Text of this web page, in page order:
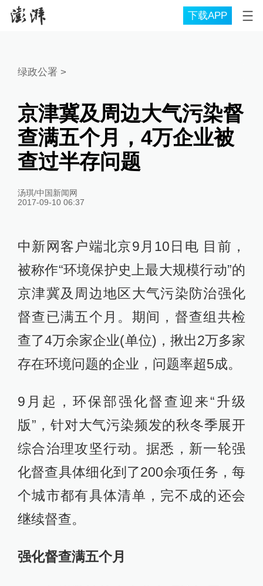
下载APP
绿政公署 >
京津冀及周边大气污染督
查满五个月，4万企业被
查过半存问题
汤琪/中国新闻网
2017-09-10 06:37
中新网客户端北京9月10日电 目前，
被称作“环境保护史上最大规模行动”的
京津冀及周边地区大气污染防治强化
督查已满五个月。期间，督查组共检
查了4万余家企业(单位)，揪出2万多家
存在环境问题的企业，问题率超5成。
9月起，环保部强化督查迎来“升级
版”，针对大气污染频发的秋冬季展开
综合治理攻坚行动。据悉，新一轮强
化督查具体细化到了200余项任务，每
个城市都有具体清单，完不成的还会
继续督查。
强化督查满五个月